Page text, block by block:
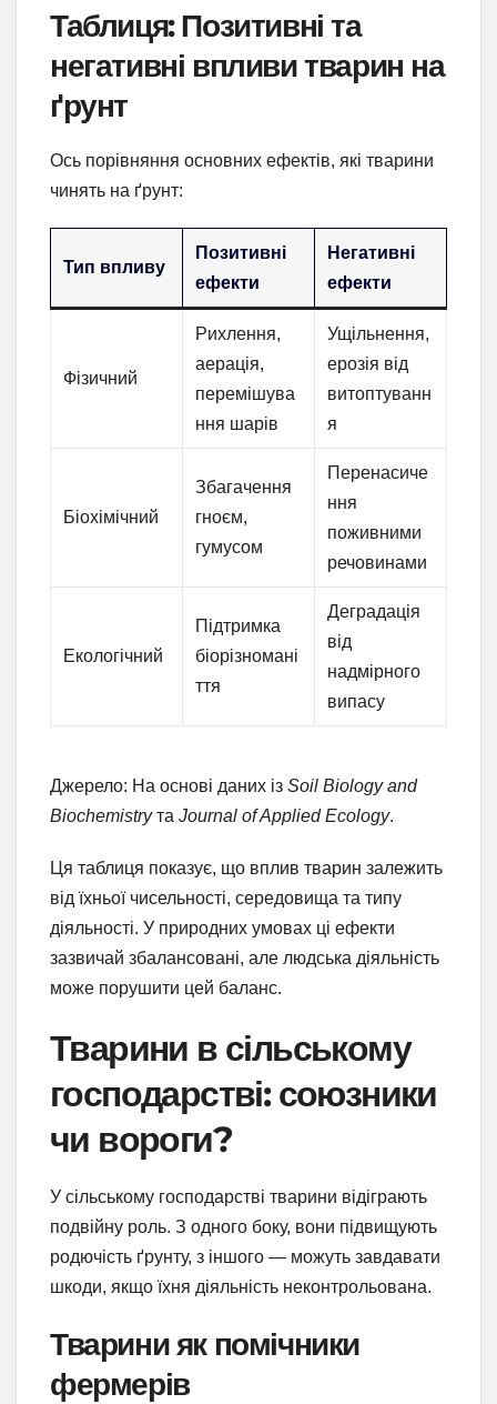
Таблиця: Позитивні та
негативні впливи тварин на
ґрунт
Ось порівняння основних ефектів, які тварини
чинять на ґрунт:
Тип впливу
Позитивні
ефекти
Негативні
ефекти
Фізичний
Рихлення,
аерація,
перемішува
ння шарів
Ущільнення,
ерозія від
витоптуванн
я
Біохімічний
Збагачення
гноєм,
гумусом
Перенасиче
ння
поживними
речовинами
Екологічний
Підтримка
біорізномані
ття
Деградація
від
надмірного
випасу
Джерело: На основі даних із Soil Biology and
Biochemistryта Journal of Applied Ecology.
Ця таблиця показує, що вплив тварин залежить
від їхньої чисельності, середовища та типу
діяльності. У природних умовах ці ефекти
зазвичай збалансовані, але людська діяльність
може порушити цей баланс.
Тварини в сільському
господарстві: союзники
чи вороги?
У сільському господарстві тварини відіграють
подвійну роль. З одного боку, вони підвищують
родючість ґрунту, з іншого — можуть завдавати
шкоди, якщо їхня діяльність неконтрольована.
Тварини як помічники
фермерів